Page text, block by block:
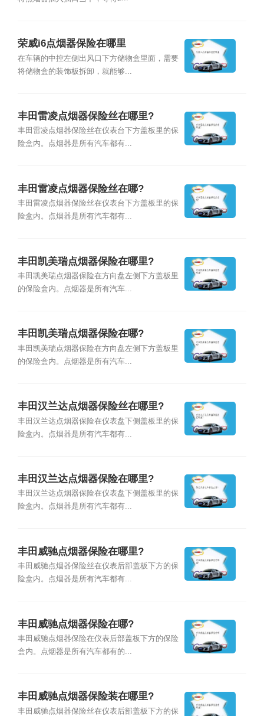
荣威i6点烟器保险在哪里
在车辆的中控左侧出风口下方储物盒里面，需要
将储物盒的装饰板拆卸，就能够...
丰田雷凌点烟器保险丝在哪里?
丰田雷凌点烟器保险丝在仪表台下方盖板里的保
险盒内。点烟器是所有汽车都有...
丰田雷凌点烟器保险丝在哪?
丰田雷凌点烟器保险丝在仪表台下方盖板里的保
险盒内。点烟器是所有汽车都有...
丰田凯美瑞点烟器保险在哪里?
丰田凯美瑞点烟器保险在方向盘左侧下方盖板里
的保险盒内。点烟器是所有汽车...
丰田凯美瑞点烟器保险在哪?
丰田凯美瑞点烟器保险在方向盘左侧下方盖板里
的保险盒内。点烟器是所有汽车...
丰田汉兰达点烟器保险丝在哪里?
丰田汉兰达点烟器保险在仪表盘下侧盖板里的保
险盒内。点烟器是所有汽车都有...
丰田汉兰达点烟器保险在哪里?
丰田汉兰达点烟器保险在仪表盘下侧盖板里的保
险盒内。点烟器是所有汽车都有...
丰田威驰点烟器保险在哪里?
丰田威驰点烟器保险丝在仪表后部盖板下方的保
险盒内。点烟器是所有汽车都有...
丰田威驰点烟器保险在哪?
丰田威驰点烟器保险在仪表后部盖板下方的保险
盒内。点烟器是所有汽车都有的...
丰田威驰点烟器保险装在哪里?
丰田威驰点烟器保险丝在仪表后部盖板下方的保